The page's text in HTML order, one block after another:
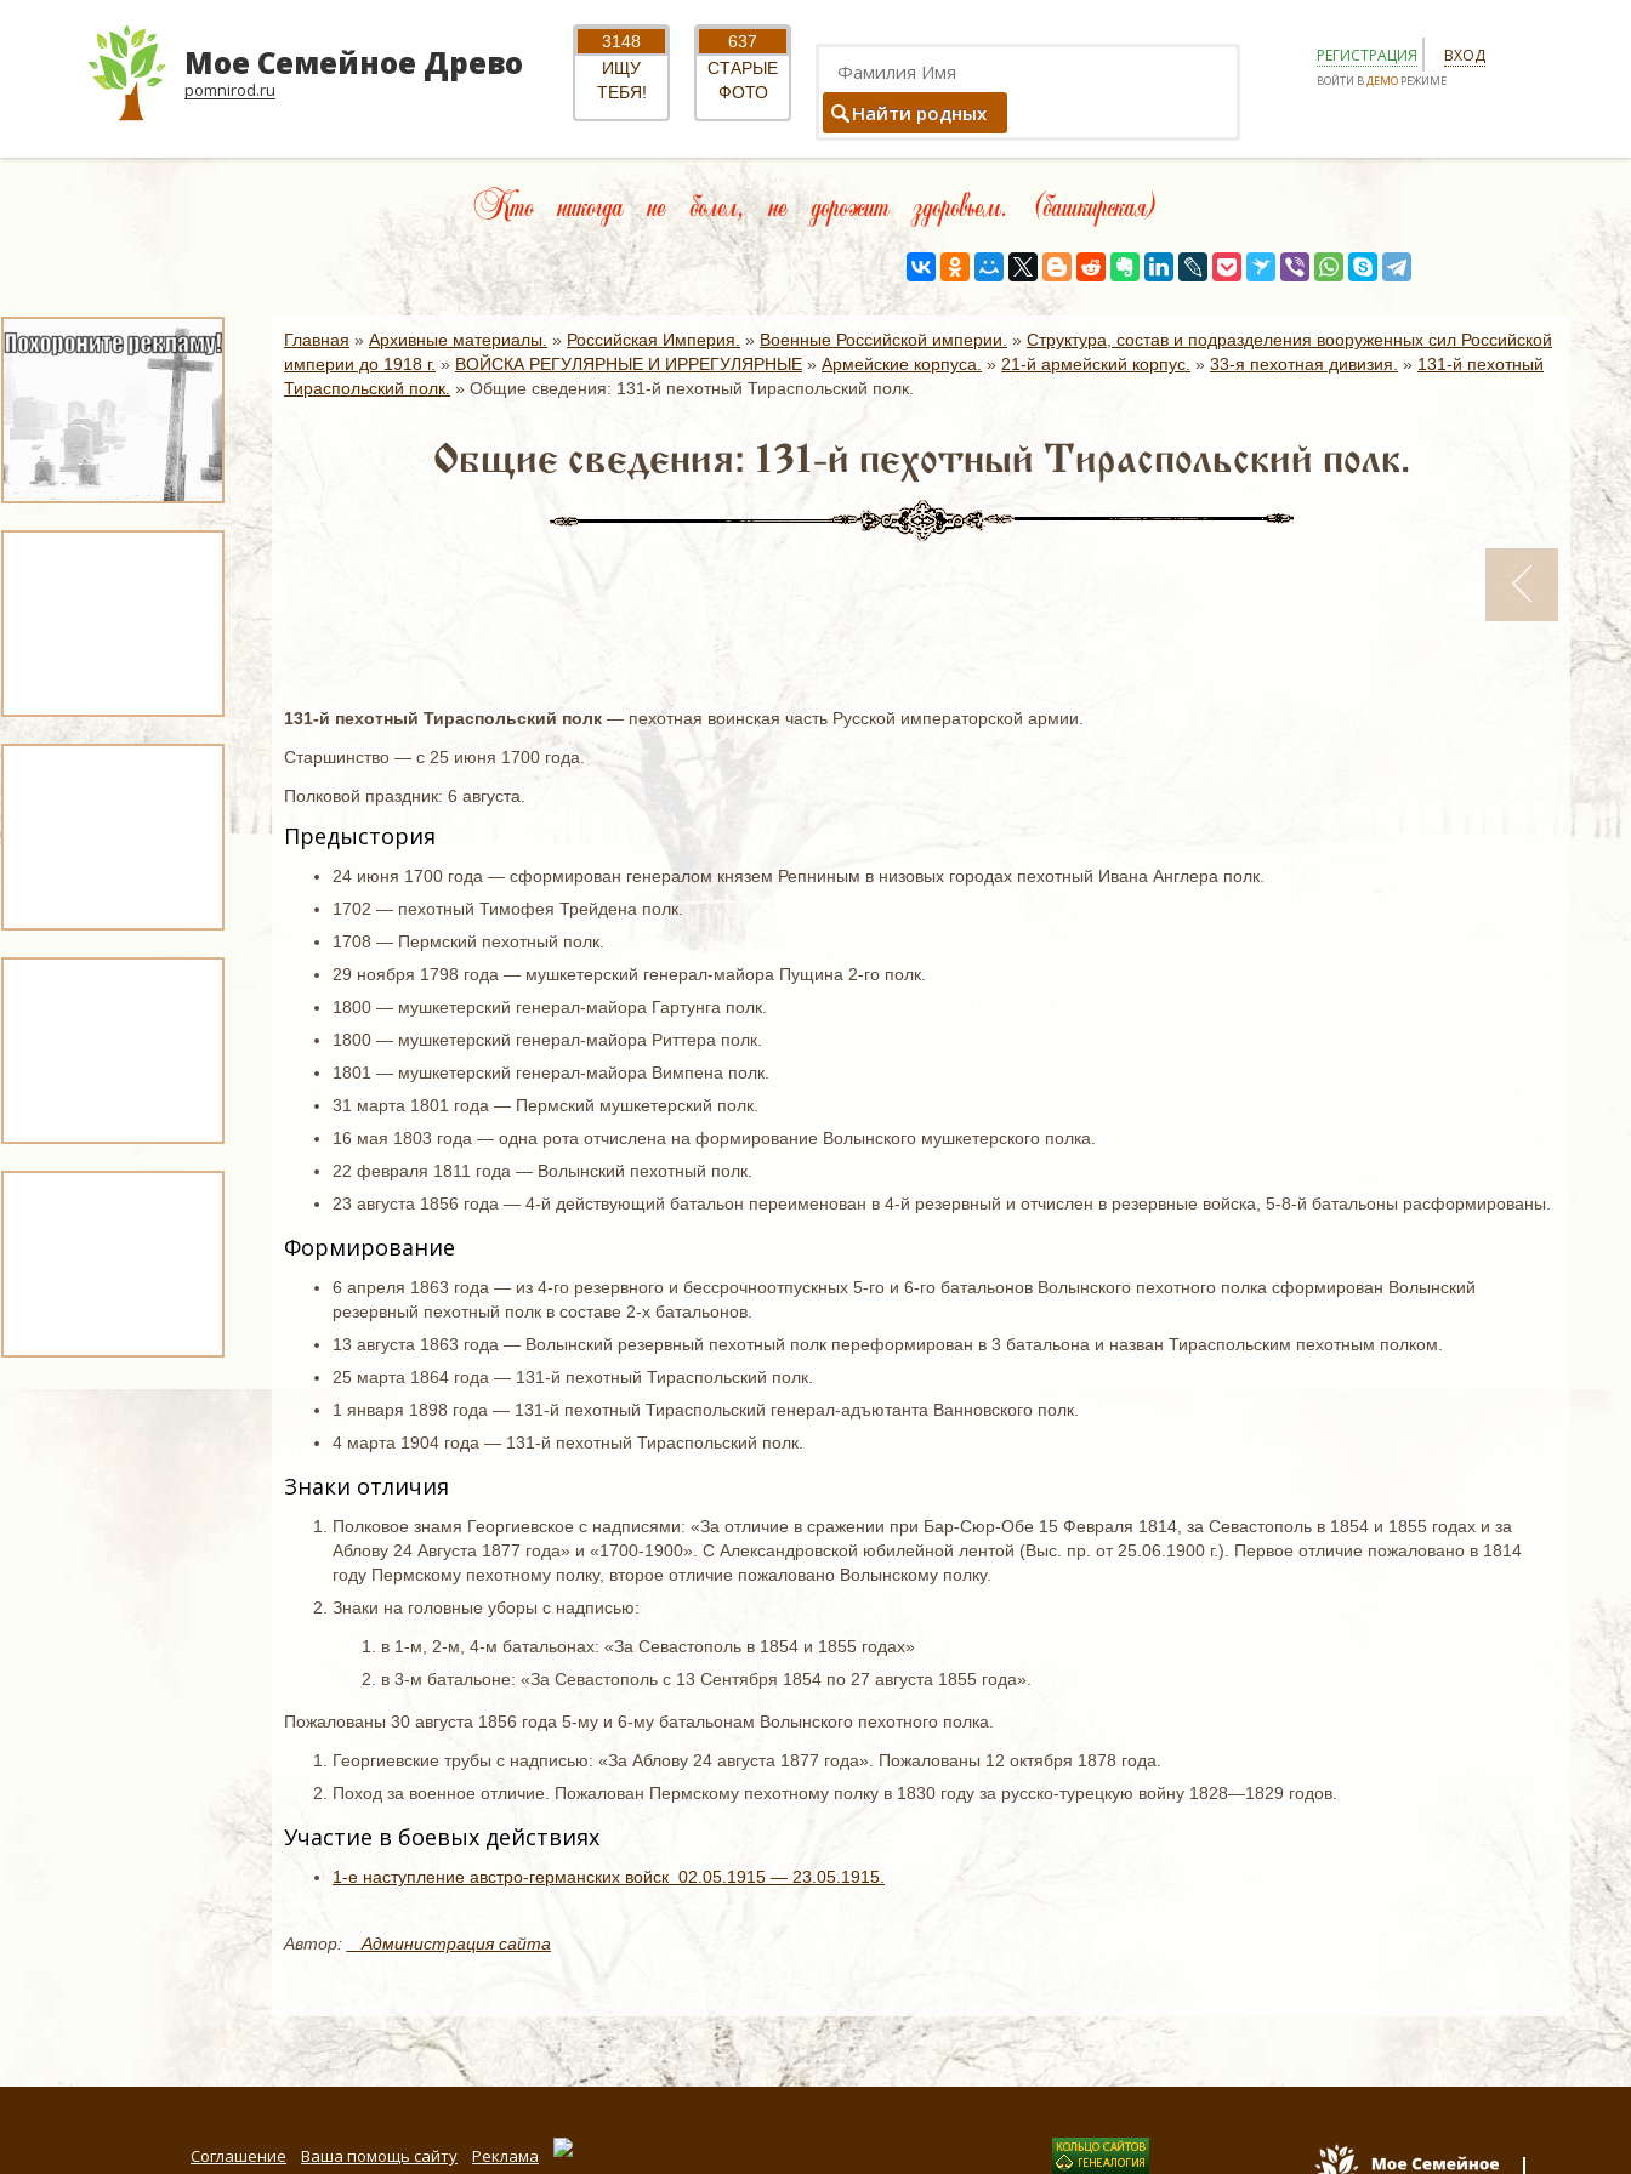
Мое Семейное Древо
pomnirod.ru
3148
ИЩУ
ТЕБЯ!
637
СТАРЫЕ
ФОТО
Найти родных
РЕГИСТРАЦИЯ ВХОД
ВОЙТИ ВДЕМО РЕЖИМЕ
Кто никогда не болел, не дорожит здоровьем. (башкирская)
Главная » Архивные материалы. » Российская Империя. » Военные Российской империи. » Структура, состав и подразделения вооруженных сил Российской
империи до 1918 г. » ВОЙСКА РЕГУЛЯРНЫЕ И ИРРЕГУЛЯРНЫЕ » Армейские корпуса. » 21-й армейский корпус. » 33-я пехотная дивизия. » 131-й пехотный
Тираспольский полк. » Общие сведения: 131-й пехотный Тираспольский полк.
Общие сведения: 131-й пехотный Тираспольский полк.
131-й пехотный Тираспольский полк — пехотная воинская часть Русской императорской армии.
Старшинство — с 25 июня 1700 года.
Полковой праздник: 6 августа.
Предыстория
24 июня 1700 года — сформирован генералом князем Репниным в низовых городах пехотный Ивана Англера полк.
1702 — пехотный Тимофея Трейдена полк.
1708 — Пермский пехотный полк.
29 ноября 1798 года — мушкетерский генерал-майора Пущина 2-го полк.
1800 — мушкетерский генерал-майора Гартунга полк.
1800 — мушкетерский генерал-майора Риттера полк.
1801 — мушкетерский генерал-майора Вимпена полк.
31 марта 1801 года — Пермский мушкетерский полк.
16 мая 1803 года — одна рота отчислена на формирование Волынского мушкетерского полка.
22 февраля 1811 года — Волынский пехотный полк.
23 августа 1856 года — 4-й действующий батальон переименован в 4-й резервный и отчислен в резервные войска, 5-8-й батальоны расформированы.
Формирование
6 апреля 1863 года — из 4-го резервного и бессрочноотпускных 5-го и 6-го батальонов Волынского пехотного полка сформирован Волынский
резервный пехотный полк в составе 2-х батальонов.
13 августа 1863 года — Волынский резервный пехотный полк переформирован в 3 батальона и назван Тираспольским пехотным полком.
25 марта 1864 года — 131-й пехотный Тираспольский полк.
1 января 1898 года — 131-й пехотный Тираспольский генерал-адъютанта Ванновского полк.
4 марта 1904 года — 131-й пехотный Тираспольский полк.
Знаки отличия
Полковое знамя Георгиевское с надписями: «За отличие в сражении при Бар-Сюр-Обе 15 Февраля 1814, за Севастополь в 1854 и 1855 годах и за
Аблову 24 Августа 1877 года» и «1700-1900». С Александровской юбилейной лентой (Выс. пр. от 25.06.1900 г.). Первое отличие пожаловано в 1814
году Пермскому пехотному полку, второе отличие пожаловано Волынскому полку.
Знаки на головные уборы с надписью:
в 1-м, 2-м, 4-м батальонах: «За Севастополь в 1854 и 1855 годах»
в 3-м батальоне: «За Севастополь с 13 Сентября 1854 по 27 августа 1855 года».
Пожалованы 30 августа 1856 года 5-му и 6-му батальонам Волынского пехотного полка.
Георгиевские трубы с надписью: «За Аблову 24 августа 1877 года». Пожалованы 12 октября 1878 года.
Поход за военное отличие. Пожалован Пермскому пехотному полку в 1830 году за русско-турецкую войну 1828—1829 годов.
Участие в боевых действиях
1-е наступление австро-германских войск 02.05.1915 — 23.05.1915.
Автор: _ Администрация сайта
Соглашение Ваша помощь сайту Реклама